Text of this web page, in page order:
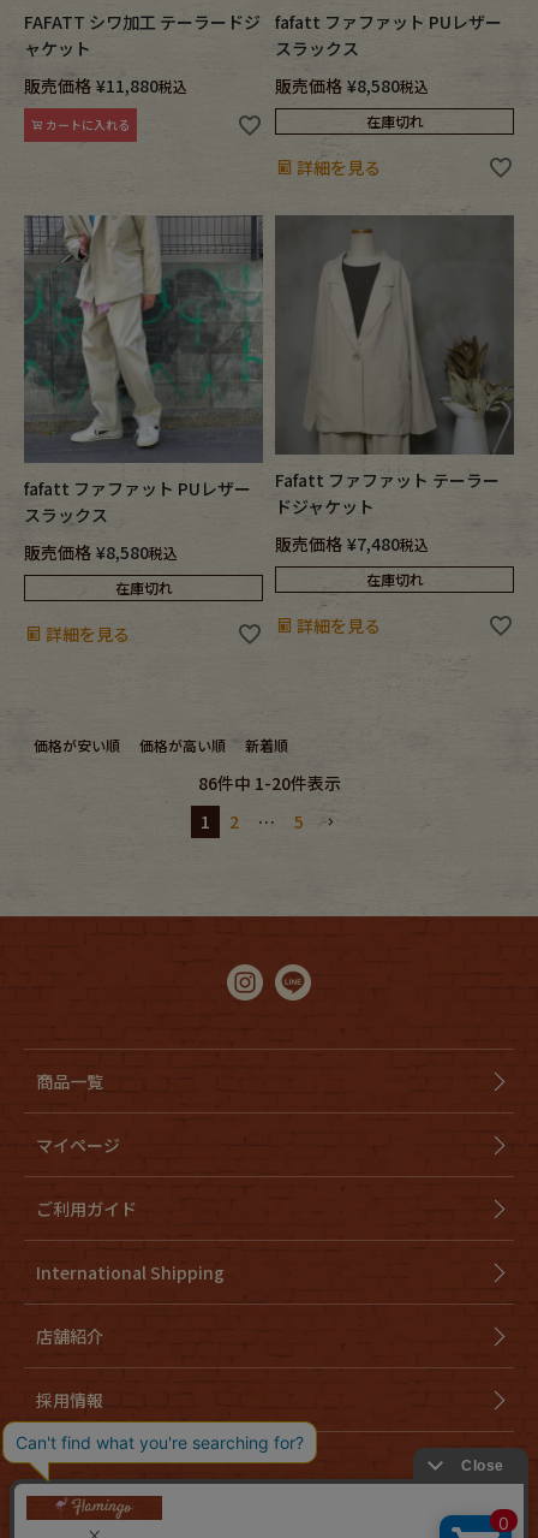
FAFATT シワ加工 テーラードジ
ャケット
販売価格 ¥11,880税込
カートに入れる
fafatt ファファット PUレザー
スラックス
販売価格 ¥8,580税込
在庫切れ
詳細を見る
fafatt ファファット PUレザー
スラックス
販売価格 ¥8,580税込
在庫切れ
詳細を見る
Fafatt ファファット テーラー
ドジャケット
販売価格 ¥7,480税込
在庫切れ
詳細を見る
価格が安い順 価格が高い順 新着順
86件中 1-20件表示
1
2 … 5
商品一覧
マイページ
ご利用ガイド
International Shipping
店舗紹介
採用情報
会社概要
個人情報取り扱いについて